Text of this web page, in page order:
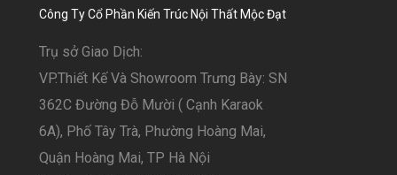
Công Ty Cổ Phần Kiến Trúc Nội Thất Mộc Đạt
Trụ sở Giao Dịch:
VP.Thiết Kế Và Showroom Trưng Bày: SN
362C Đường Đỗ Mười ( Cạnh Karaok
6A), Phố Tây Trà, Phường Hoàng Mai,
Quận Hoàng Mai, TP Hà Nội